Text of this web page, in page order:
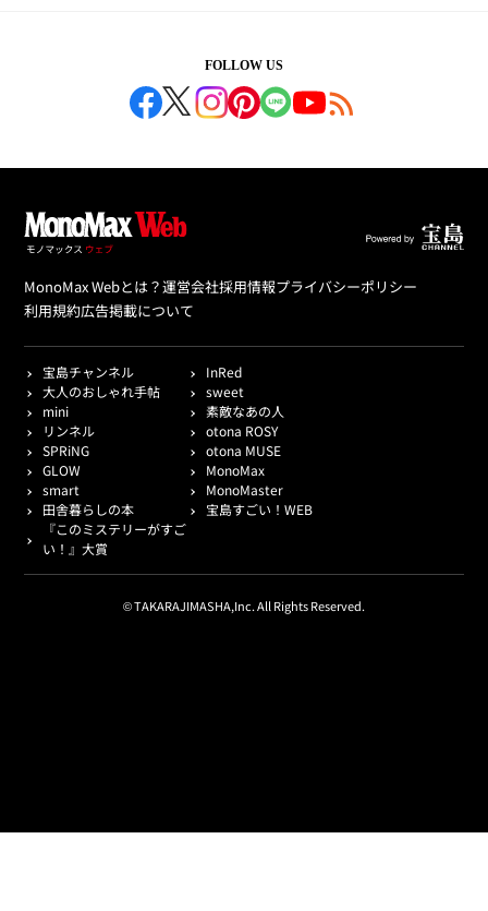
FOLLOW US
MonoMax Webとは？運営会社採用情報プライバシーポリシー
利用規約広告掲載について
宝島チャンネル
InRed
大人のおしゃれ手帖
sweet
mini
素敵なあの人
リンネル
otona ROSY
SPRiNG
otona MUSE
GLOW
MonoMax
smart
MonoMaster
田舎暮らしの本
宝島すごい！WEB
『このミステリーがすご
い！』大賞
© TAKARAJIMASHA,Inc. All Rights Reserved.